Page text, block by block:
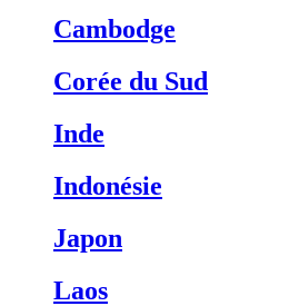
Cambodge
Corée du Sud
Inde
Indonésie
Japon
Laos